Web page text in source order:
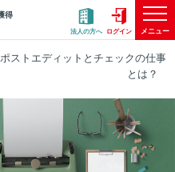
得
法人の方へ ログイン メニュー
ポストエディットとチェックの仕事
とは？